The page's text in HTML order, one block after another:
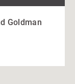
Goldman